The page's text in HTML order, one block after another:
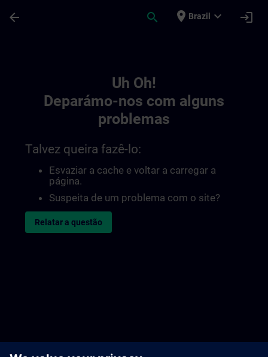
arrow_back search place Brazil expand_more login
Uh Oh!
Deparámo-nos com alguns
problemas
Talvez queira fazê-lo:
Esvaziar a cache e voltar a carregar a
página.
Suspeita de um problema com o site?
Relatar a questão